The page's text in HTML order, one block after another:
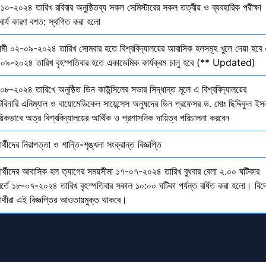
২০২৪ তারিখ রবিবার অনুষ্ঠিতব্য সকল সেমিস্টারের সকল তত্বীয় ও ব্যবহারিক পরীক্ষা
কারণ বশত: স্থগিত করা হলো
০২-০৯-২০২৪ তারিখ সোমবার হতে বিশ্ববিদ্যালয়ের আবাসিক হলসমূহ খুলে দেয়া হবে
২০২৪ তারিখ বৃহস্পতিবার হতে একাডেমিক কার্যক্রম চালু হবে (** Updated)
২০২৪ তারিখে অনুষ্ঠিত ডিন কাউন্সিলের সভার সিদ্ধান্ত মূলে এ বিশ্ববিদ্যালয়ের
এনিম্যাল ও বায়োমেডিকেল সায়েন্সেস অনুষদের ডিন প্রফেসর ড. মোঃ ছিদ্দিকুল
অত্র বিশ্ববিদ্যালয়ের আর্থিক ও প্রশাসনিক দায়িত্ব পরিচালনা করবেন
নিরাপত্তা ও শান্তি-শৃঙ্খলা সংক্রান্ত বিজ্ঞপ্তি
আবাসিক হল ত্যাগের সময়সীমা ১৭-০৭-২০২৪ তারিখ বুধবার বেলা ২.০০ ঘটিকার
১৮-০৭-২০২৪ তারিখ বৃহস্পতিবার সকাল ১০:০০ ঘটিকা পর্যন্ত বর্ধিত করা হলো।
এই বিজ্ঞপ্তির আওতায়মুক্ত থাকবে।